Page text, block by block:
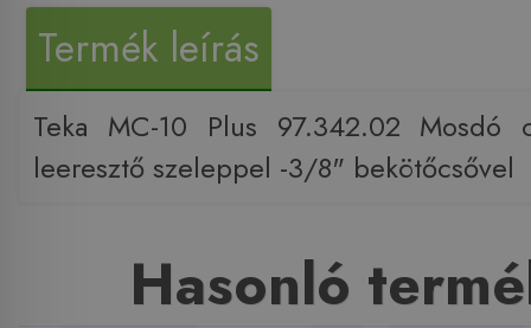
Termék leírás
Teka MC-10 Plus 97.342.02 Mosdó
leeresztő szeleppel -3/8" bekötőcsővel
Hasonló